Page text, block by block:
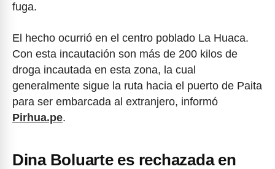
fuga.
El hecho ocurrió en el centro poblado La Huaca.
Con esta incautación son más de 200 kilos de
droga incautada en esta zona, la cual
generalmente sigue la ruta hacia el puerto de Paita
para ser embarcada al extranjero, informó
Pirhua.pe.
Dina Boluarte es rechazada en